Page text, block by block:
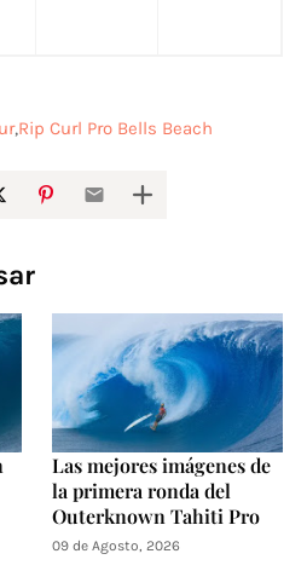
Rip Curl Pro Bells Beach
Las mejores imágenes de
la primera ronda del
Outerknown Tahiti Pro
09 de Agosto, 2026